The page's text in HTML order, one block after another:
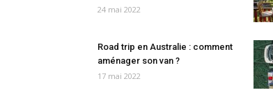
24 mai 2022
Road trip en Australie : comment
aménager son van ?
17 mai 2022